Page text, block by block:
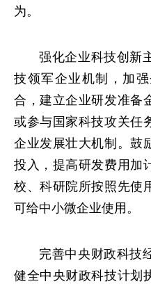
为。
强化企业科技创新
技领军企业机制，加
合，建立企业研发准备
或参与国家科技攻关任
企业发展壮大机制。鼓
投入，提高研发费用加
校、科研院所按照先使
可给中小微企业使用。
完善中央财政科技
健全中央财政科技计划